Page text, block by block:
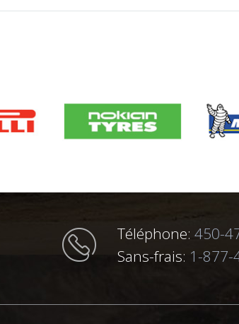
Téléphone: 450-
Sans-frais: 1-877-